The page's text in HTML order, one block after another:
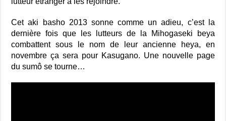
Cet aki basho 2013 sonne comme un adieu, c’est la
dernière fois que les lutteurs de la Mihogaseki beya
combattent sous le nom de leur ancienne heya, en
novembre ça sera pour Kasugano. Une nouvelle page
du sumô se tourne…